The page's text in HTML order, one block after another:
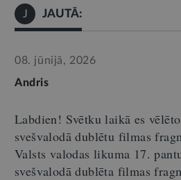
J JAUTĀ:
08. jūnijā, 2026
Andris
Labdien! Svētku laikā es
svešvalodā dublētu filmas
Valsts valodas likuma 17.
svešvalodā dublēta filmas